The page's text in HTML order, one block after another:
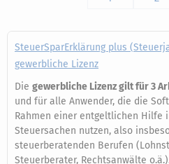
SteuerSparErklärung plus
gewerbliche Lizenz
Die gewerbliche Lizenz gilt für 3
und für alle Anwender, die die
Rahmen einer entgeltlichen Hilfe
Steuersachen nutzen, also
steuerberatenden Berufen
Steuerberater, Rechtsanwälte